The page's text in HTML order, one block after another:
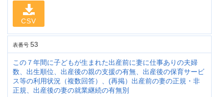
CSV
表番号 53
この７年間に子どもが生まれた出産前に妻に仕事ありの夫婦
数、出生順位、出産後の親の支援の有無、出産後の保育サービ
ス等の利用状況（複数回答）、(再掲）出産前の妻の正規・非
正規、出産後の妻の就業継続の有無別